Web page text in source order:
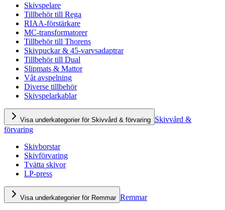
Skivspelare
Tillbehör till Rega
RIAA-förstärkare
MC-transformatorer
Tillbehör till Thorens
Skivpuckar & 45-varvsadaptrar
Tillbehör till Dual
Slipmats & Mattor
Våt avspelning
Diverse tillbehör
Skivspelarkablar
Visa underkategorier för Skivvård & förvaring Skivvård &
förvaring
Skivborstar
Skivförvaring
Tvätta skivor
LP-press
Visa underkategorier för Remmar Remmar